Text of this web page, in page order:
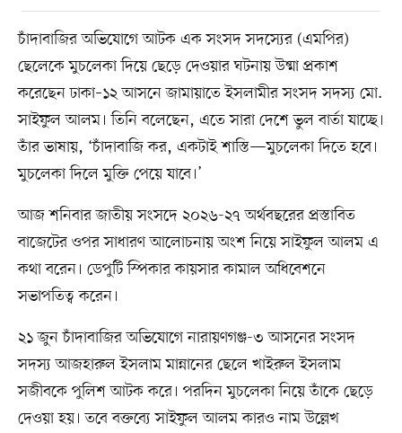
চাঁদাবাজির অভিযোগে আটক এক সংসদ সদস্যের (এমপির)
ছেলেকে মুচলেকা দিয়ে ছেড়ে দেওয়ার ঘটনায় উষ্মা প্রকাশ
করেছেন ঢাকা–১২ আসনে জামায়াতে ইসলামীর সংসদ সদস্য মো.
সাইফুল আলম। তিনি বলেছেন, এতে সারা দেশে ভুল বার্তা যাচ্ছে।
তাঁর ভাষায়, ‘চাঁদাবাজি কর, একটাই শাস্তি—মুচলেকা দিতে হবে।
মুচলেকা দিলে মুক্তি পেয়ে যাবে।’
আজ শনিবার জাতীয় সংসদে ২০২৬-২৭ অর্থবছরের প্রস্তাবিত
বাজেটের ওপর সাধারণ আলোচনায় অংশ নিয়ে সাইফুল আলম এ
কথা বরেন। ডেপুটি স্পিকার কায়সার কামাল অধিবেশনে
সভাপতিত্ব করেন।
২১ জুন চাঁদাবাজির অভিযোগে নারায়ণগঞ্জ-৩ আসনের সংসদ
সদস্য আজহারুল ইসলাম মান্নানের ছেলে খাইরুল ইসলাম
সজীবকে পুলিশ আটক করে। পরদিন মুচলেকা নিয়ে তাঁকে ছেড়ে
দেওয়া হয়। তবে বক্তব্যে সাইফুল আলম কারও নাম উল্লেখ